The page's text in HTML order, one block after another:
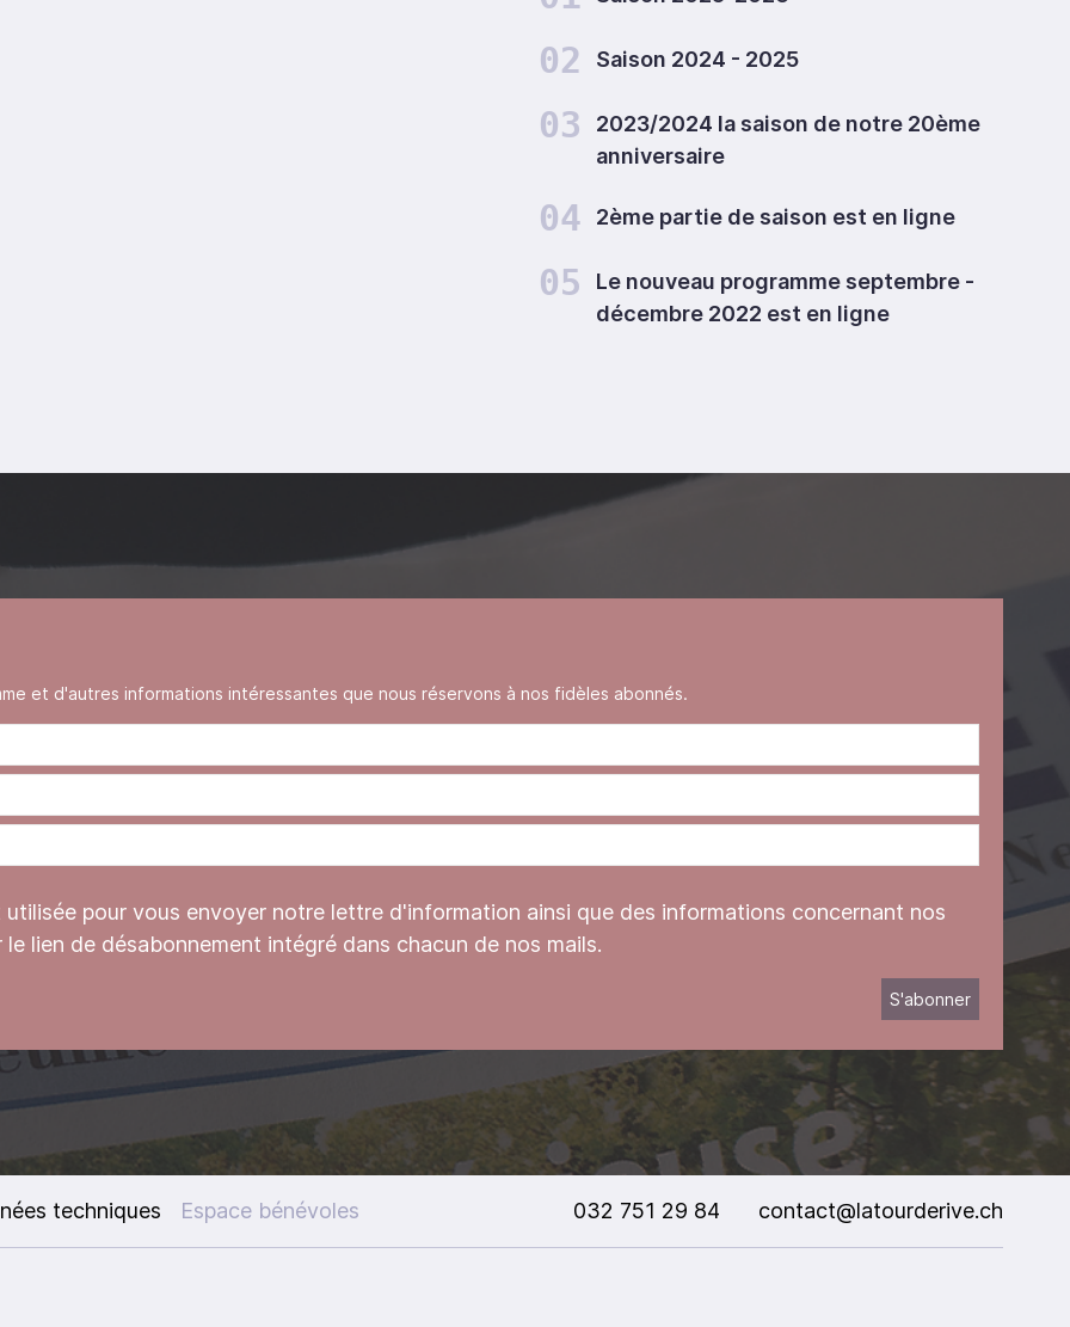
02 Saison 2024 - 2025
03
2023/2024 la saison de notre 20ème
anniversaire
04 2ème partie de saison est en ligne
05
Le nouveau programme septembre -
décembre 2022 est en ligne
et d'autres informations intéressantes que nous réservons à nos fidèles abonnés.
pour vous envoyer notre lettre d'information ainsi que des informations concernant nos
lien de désabonnement intégré dans chacun de nos mails.
techniques Espace bénévoles 032 751 29 84 contact@latourderive.ch